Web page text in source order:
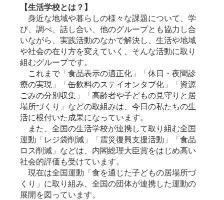
【生活学校とは？】
身近な地域や暮らしの様々な課題について、学
び、調べ、話し合い、他のグループとも協力し合
いながら、実践活動のなかで解決し、生活や地域
や社会の在り方を変えていく、そんな活動に取り
組むグループです。
これまで「食品表示の適正化」「休日・夜間診
療の実現」「缶飲料のステイオンタブ化」「資源
ごみの分別収集」「高齢者や子どもの見守りと居
場所づくり」などの取組みは、今日の私たちの生
活に根付いた成果になっています。
また、全国の生活学校が連携して取り組む全国
運動「レジ袋削減」「震災復興支援活動」「食品
ロス削減」などは、内閣総理大臣賞をはじめ高い
社会的評価も受けています。
現在は全国運動「食を通じた子どもの居場所づ
くり」に取り組み、全国の団体が連携した運動の
展開を図っています。